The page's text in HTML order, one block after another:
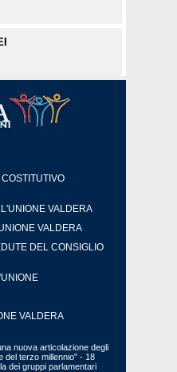
VALDERA
VALDERA
DEL CONSIGLIO
VALDERA
nuova articolazione degli
del terzo millennio" - 18
dei gruppi parlamentari